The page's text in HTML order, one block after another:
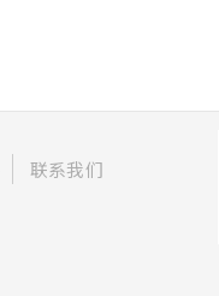
联系我们